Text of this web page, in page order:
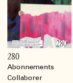
Abonnements
Collaborer
280